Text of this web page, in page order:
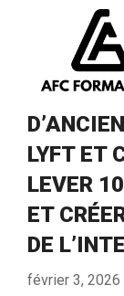
LYFT ET
LEVER
ET
DE
février 3, 2026